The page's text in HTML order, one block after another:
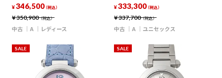
¥350,900（税込）
¥346,500（税込）
中古 A レディース
¥337,700（税込）
¥333,300（税込）
中古 A ユニセックス
SALE SALE